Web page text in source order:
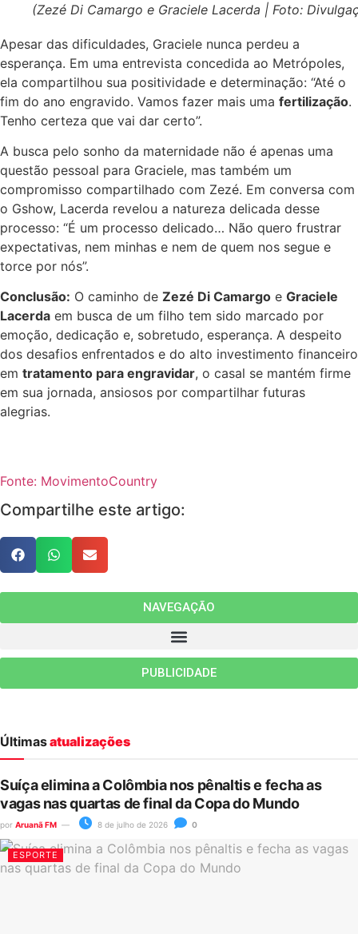
(Zezé Di Camargo e Graciele Lacerda | Foto:
Apesar das dificuldades, Graciele nunca perdeu a
esperança. Em uma entrevista concedida ao Metrópoles,
ela compartilhou sua positividade e determinação: “Até o
fim do ano engravido. Vamos fazer mais uma fertilização.
Tenho certeza que vai dar certo”.
A busca pelo sonho da maternidade não é apenas uma
questão pessoal para Graciele, mas também um
compromisso compartilhado com Zezé. Em conversa com
o Gshow, Lacerda revelou a natureza delicada desse
processo: “É um processo delicado… Não quero frustrar
expectativas, nem minhas e nem de quem nos segue e
torce por nós”.
Conclusão: O caminho de Zezé Di Camargo e Graciele
Lacerda em busca de um filho tem sido marcado por
emoção, dedicação e, sobretudo, esperança. A despeito
dos desafios enfrentados e do alto investimento financeiro
em tratamento para engravidar, o casal se mantém firme
em sua jornada, ansiosos por compartilhar futuras
alegrias.
Fonte: MovimentoCountry
Compartilhe este artigo:
NAVEGAÇÃO
PUBLICIDADE
Últimasatualizações
Suíça elimina a Colômbia nos pênaltis e fecha as
vagas nas quartas de final da Copa do Mundo
por Aruanã FM 8 de julho de 2026 0
ESPORTE